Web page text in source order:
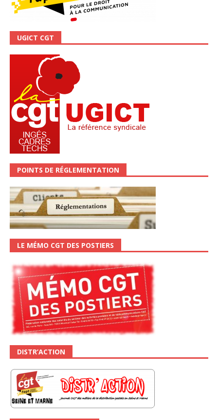
UGICT CGT
POINTS DE RÉGLEMENTATION
LE MÉMO CGT DES POSTIERS
DISTR’ACTION